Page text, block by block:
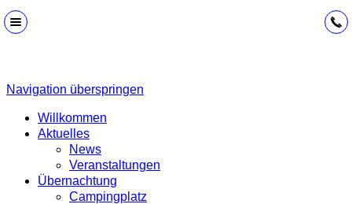
Navigation überspringen
Willkommen
Aktuelles
News
Veranstaltungen
Übernachtung
Campingplatz